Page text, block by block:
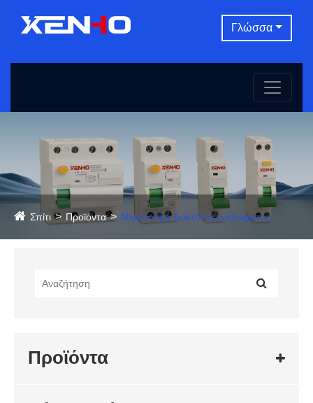
Γλώσσα
Σπίτι Προϊόντα Μινιατούρα διακόπτη κυκλώματος
Προϊόντα